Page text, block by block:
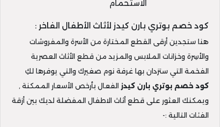
الاستحمام
كود خصم بوتري بارن كيدز لأثاث الأطفال الفاخر :
هنا ستجدين أرقى القطع المختارة من الأسرة والمفروشات
والأسِرة وخزانات الملابس والمزيد من قطع الأثاث العصرية
الفخمة التي ستزدان بها غرفة نوم صغيرك والتي يوفرها لكِ
كود خصم بوتري بارن كيدز الفعال بأرخص الأسعار الممكنة ,
ويمكنك العثور على قطع أثاث الاطفال المفضلة لديك بين أزقة
الفئات التالية :-